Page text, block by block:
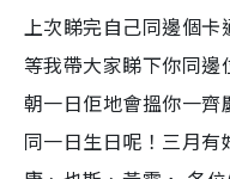
上次睇完自己同邊個
等我帶大家睇下你同
朝一日佢地會搵你一
同一日生日呢！三月